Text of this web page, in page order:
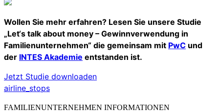
Wollen Sie mehr erfahren? Lesen Sie unsere Studie
„Let‘s talk about money – Gewinnverwendung in
Familienunternehmen“ die gemeinsam mit PwC und
der INTES Akademie entstanden ist.
Jetzt Studie downloaden
airline_stops
FAMILIENUNTERNEHMEN INFORMATIONEN